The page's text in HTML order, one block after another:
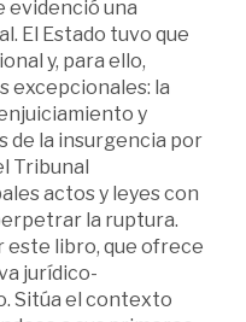
evidenció una
El Estado tuvo que
y, para ello,
excepcionales: la
y
de la insurgencia por
Tribunal
actos y leyes con
la ruptura.
este libro, que ofrece
jurídico-
Sitúa el contexto